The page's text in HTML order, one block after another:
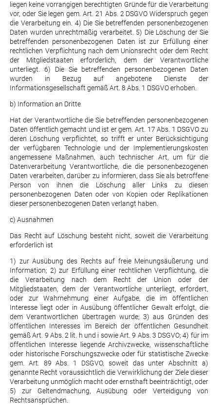
liegen keine vorrangigen berechtigten Gründe für die Verarbeitung
vor, oder Sie legen gem. Art. 21 Abs. 2 DSGVO Widerspruch gegen
die Verarbeitung ein. 4) Die Sie betreffenden personenbezogenen
Daten wurden unrechtmäßig verarbeitet. 5) Die Löschung der Sie
betreffenden personenbezogenen Daten ist zur Erfüllung einer
rechtlichen Verpflichtung nach dem Unionsrecht oder dem Recht
der Mitgliedstaaten erforderlich, dem der Verantwortliche
unterliegt. 6) Die Sie betreffenden personenbezogenen Daten
wurden in Bezug auf angebotene Dienste der
Informationsgesellschaft gemäß Art. 8 Abs. 1 DSGVO erhoben.
b) Information an Dritte
Hat der Verantwortliche die Sie betreffenden personenbezogenen
Daten öffentlich gemacht und ist er gem. Art. 17 Abs. 1 DSGVO zu
deren Löschung verpflichtet, so trifft er unter Berücksichtigung
der verfügbaren Technologie und der Implementierungskosten
angemessene Maßnahmen, auch technischer Art, um für die
Datenverarbeitung Verantwortliche, die die personenbezogenen
Daten verarbeiten, darüber zu informieren, dass Sie als betroffene
Person von ihnen die Löschung aller Links zu diesen
personenbezogenen Daten oder von Kopien oder Replikationen
dieser personenbezogenen Daten verlangt haben.
c) Ausnahmen
Das Recht auf Löschung besteht nicht, soweit die Verarbeitung
erforderlich ist
1) zur Ausübung des Rechts auf freie Meinungsäußerung und
Information; 2) zur Erfüllung einer rechtlichen Verpflichtung, die
die Verarbeitung nach dem Recht der Union oder der
Mitgliedstaaten, dem der Verantwortliche unterliegt, erfordert,
oder zur Wahrnehmung einer Aufgabe, die im öffentlichen
Interesse liegt oder in Ausübung öffentlicher Gewalt erfolgt, die
dem Verantwortlichen übertragen wurde; 3) aus Gründen des
öffentlichen Interesses im Bereich der öffentlichen Gesundheit
gemäß Art. 9 Abs. 2 lit. h und i sowie Art. 9 Abs. 3 DSGVO; 4) für im
öffentlichen Interesse liegende Archivzwecke, wissenschaftliche
oder historische Forschungszwecke oder für statistische Zwecke
gem. Art. 89 Abs. 1 DSGVO, soweit das unter Abschnitt a)
genannte Recht voraussichtlich die Verwirklichung der Ziele dieser
Verarbeitung unmöglich macht oder ernsthaft beeinträchtigt, oder
5) zur Geltendmachung, Ausübung oder Verteidigung von
Rechtsansprüchen.